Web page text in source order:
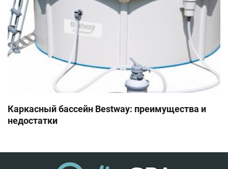
Каркасный бассейн Bestway: преимущества и
недостатки